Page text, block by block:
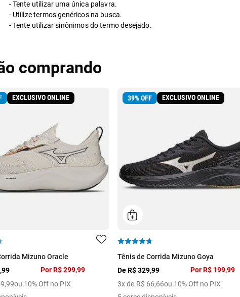
Tente utilizar uma única palavra.
Utilize termos genéricos na busca.
Tente utilizar sinônimos do termo desejado.
comprando
EXCLUSIVO ONLINE
Mizuno Oracle
,99ou 10% Off no PIX
Por R$ 299,99
39%OFF EXCLUSIVO ONLINE
Tênis de Corrida Mizuno Goya
DeR$ 329,99
3x de R$ 66,66ou 10% Off no PIX
Por R$ 199,99